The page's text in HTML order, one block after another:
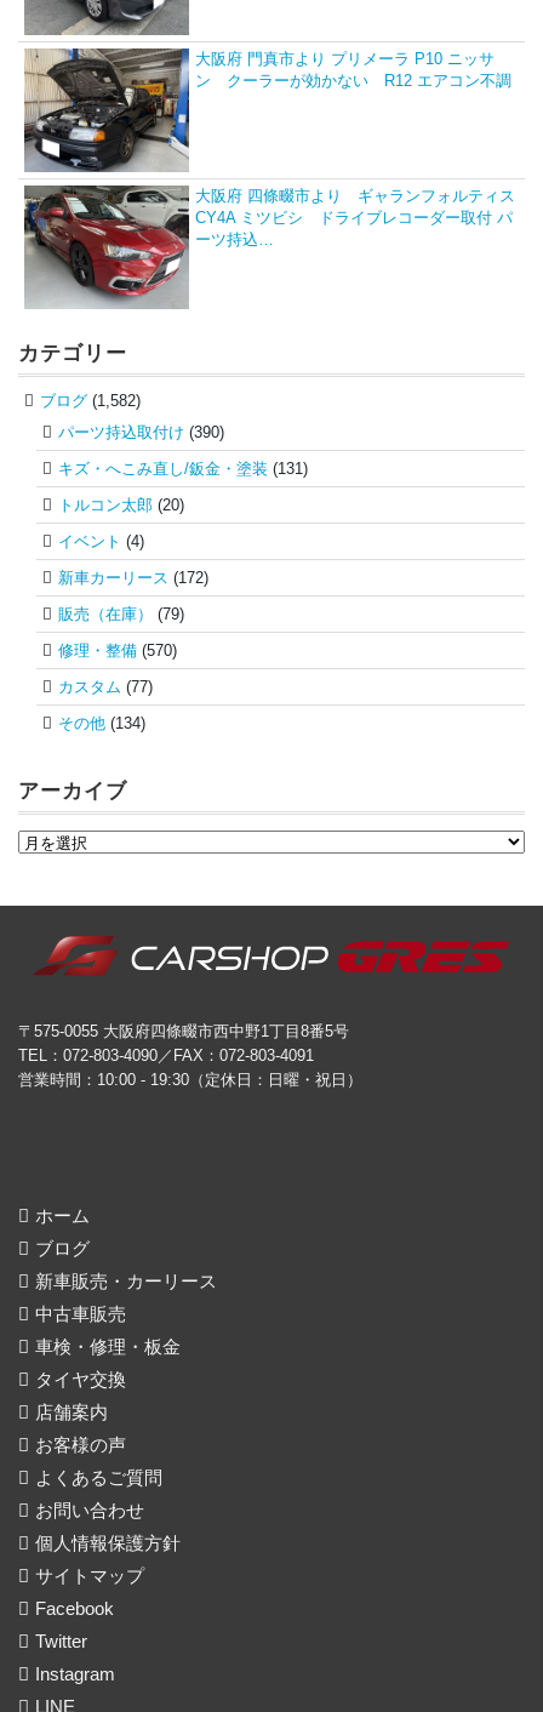
大阪府 門真市より プリメーラ P10 ニッサ
ン クーラーが効かない R12 エアコン不調
大阪府 四條畷市より ギャランフォルティス
CY4A ミツビシ ドライブレコーダー取付 パ
ーツ持込…
カテゴリー
ブログ (1,582)
パーツ持込取付け (390)
キズ・へこみ直し/鈑金・塗装 (131)
トルコン太郎 (20)
イベント (4)
新車カーリース (172)
販売（在庫）
(79)
修理・整備 (570)
カスタム (77)
その他 (134)
アーカイブ
〒575-0055 大阪府四條畷市西中野1丁目8番5号
TEL：072-803-4090／FAX：072-803-4091
営業時間：10:00 - 19:30（定休日：日曜・祝日）
ホーム
ブログ
新車販売・カーリース
中古車販売
車検・修理・板金
タイヤ交換
店舗案内
お客様の声
よくあるご質問
お問い合わせ
個人情報保護方針
サイトマップ
Facebook
Twitter
Instagram
LINE